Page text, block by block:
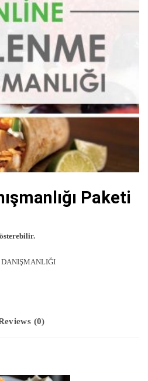
Paketi
(0)